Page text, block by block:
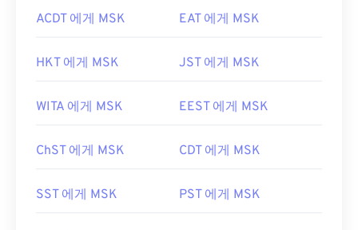
ACDT 에게 MSK EAT 에게 MSK
HKT 에게 MSK JST 에게 MSK
WITA 에게 MSK EEST 에게 MSK
ChST 에게 MSK CDT 에게 MSK
SST 에게 MSK PST 에게 MSK